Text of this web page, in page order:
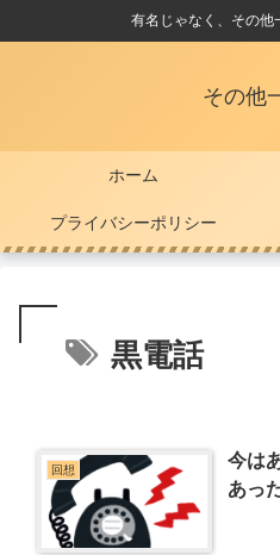
有名じゃなく、その他
その他
ホーム
プライバシーポリシー
黒電話
回想
今は
あっ